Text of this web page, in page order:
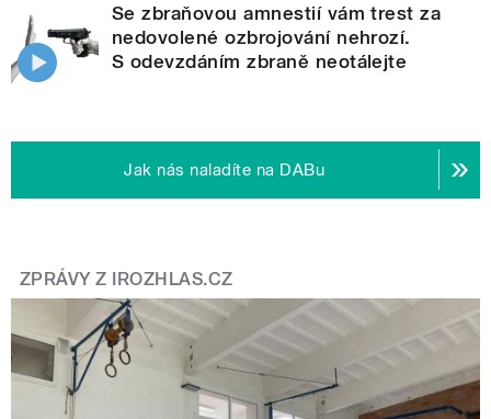
Se zbraňovou amnestií vám trest za
nedovolené ozbrojování nehrozí.
S odevzdáním zbraně neotálejte
Jak nás naladíte na DABu
ZPRÁVY Z IROZHLAS.CZ